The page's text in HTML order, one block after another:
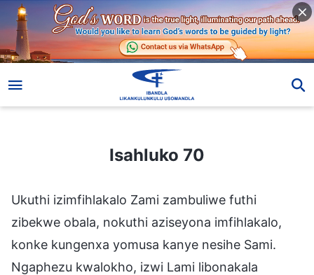
Isahluko 70
Ukuthi izimfihlakalo Zami zambuliwe futhi
zibekwe obala, nokuthi aziseyona imfihlakalo,
konke kungenxa yomusa kanye nesihe Sami.
Ngaphezu kwalokho, izwi Lami libonakala